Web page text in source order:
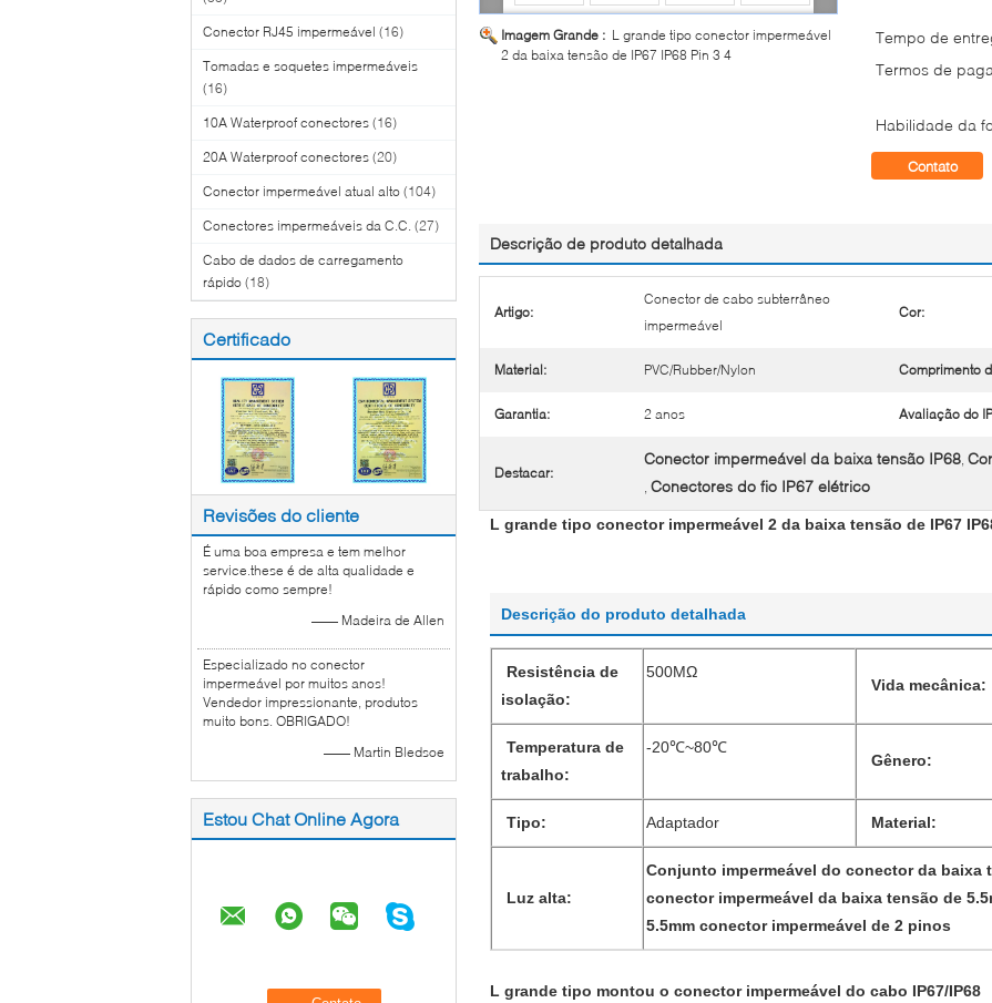
Conector RJ45 impermeável (16)
Tomadas e soquetes impermeáveis
(16)
10A Waterproof conectores (16)
20A Waterproof conectores (20)
Conector impermeável atual alto (104)
Conectores impermeáveis da C.C. (27)
Cabo de dados de carregamento
rápido (18)
Certificado
Revisões do cliente
É uma boa empresa e tem melhor
service.these é de alta qualidade e
rápido como sempre!
—— Madeira de Allen
Especializado no conector
impermeável por muitos anos!
Vendedor impressionante, produtos
muito bons. OBRIGADO!
—— Martin Bledsoe
Estou Chat Online Agora
Imagem Grande : L grande tipo conector impermeável
2 da baixa tensão de IP67 IP68 Pin 3 4
Tempo de
Termos de
Habilidade da
Contato
Descrição de produto detalhada
Artigo:
Conector de cabo subterrâneo
impermeável
Cor:
Material: PVC/Rubber/Nylon Comprimento
Garantia: 2 anos Avaliação do
Destacar:
Conector impermeável da baixa tensão IP68
Conectores do fio IP67 elétrico
L grande tipo conector impermeável 2 da baixa tensão de IP67
Descrição do produto detalhada
Resistência de
isolação:
500MΩ
Vida mecânica:
Temperatura de
trabalho:
-20℃~80℃
Gênero:
Tipo: Adaptador Material:
Luz alta:
Conjunto impermeável do conector da baixa
conector impermeável da baixa tensão de
5.5mm conector impermeável de 2 pinos
L grande tipo montou o conector impermeável do cabo IP67/IP68